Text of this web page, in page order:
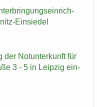
​Einsiedel
der Not­un­ter­kunft für
3 - 5 in Leip­zig ein­